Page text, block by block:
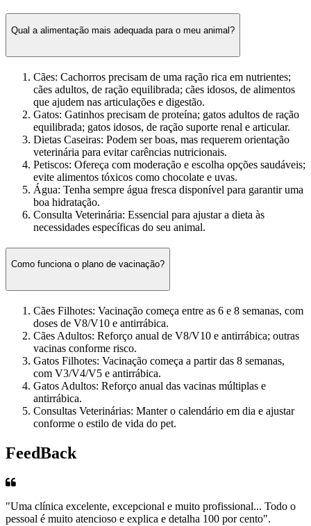
Qual a alimentação mais adequada para o meu animal?
Cães: Cachorros precisam de uma ração rica em nutrientes;
cães adultos, de ração equilibrada; cães idosos, de alimentos
que ajudem nas articulações e digestão.
Gatos: Gatinhos precisam de proteína; gatos adultos de ração
equilibrada; gatos idosos, de ração suporte renal e articular.
Dietas Caseiras: Podem ser boas, mas requerem orientação
veterinária para evitar carências nutricionais.
Petiscos: Ofereça com moderação e escolha opções saudáveis;
evite alimentos tóxicos como chocolate e uvas.
Água: Tenha sempre água fresca disponível para garantir uma
boa hidratação.
Consulta Veterinária: Essencial para ajustar a dieta às
necessidades específicas do seu animal.
Como funciona o plano de vacinação?
Cães Filhotes: Vacinação começa entre as 6 e 8 semanas, com
doses de V8/V10 e antirrábica.
Cães Adultos: Reforço anual de V8/V10 e antirrábica; outras
vacinas conforme risco.
Gatos Filhotes: Vacinação começa a partir das 8 semanas,
com V3/V4/V5 e antirrábica.
Gatos Adultos: Reforço anual das vacinas múltiplas e
antirrábica.
Consultas Veterinárias: Manter o calendário em dia e ajustar
conforme o estilo de vida do pet.
FeedBack
"Uma clínica excelente, excepcional e muito profissional... Todo o
pessoal é muito atencioso e explica e detalha 100 por cento".